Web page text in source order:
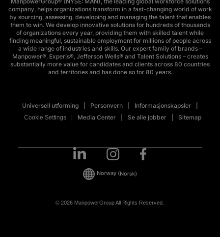
company, helps organizations transform in a fast-changing world of work
by sourcing, assessing, developing and managing the talent that enables
them to win. We develop innovative solutions for hundreds of thousands
of organizations every year, providing them with skilled talent while
finding meaningful, sustainable employment for millions of people across
a wide range of industries and skills. Our expert family of brands –
Manpower®, Experis®, Jefferson Wells® and Talent Solutions – creates
substantially more value for candidates and clients across 80 countries
and territories and has done so for 80 years.
Universell utforming Personvern Informasjonskapsler
Cookie Settings Media Center Se alle jobber Sitemap
© 2026 ManpowerGroup All Rights Reserved.
Norway (Norsk)